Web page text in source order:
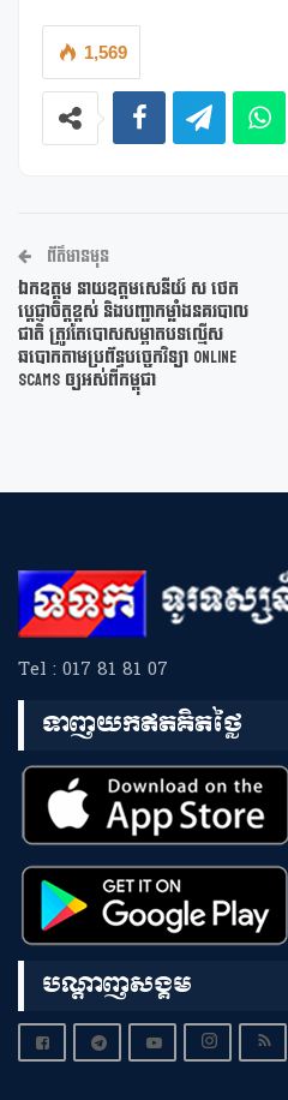
1,569
ព័ត៌មានមុន
ឯកឧត្តម នាយឧត្តមសេនីយ៍ ស ថេត
ប្ដេជ្ញាចិត្តខ្ពស់ និងបញ្ជាកម្លាំងនគរបាល
ជាតិ ត្រូវតែបោសសម្អាតបទល្មើស
ឆបោកតាមប្រព័ន្ធបច្ចេកវិទ្យា Online
Scams ឲ្យអស់ពីកម្ពុជា
Tel : 017 81 81 07
ទាញយកឥតគិតថ្លៃ
បណ្តាញសង្គម